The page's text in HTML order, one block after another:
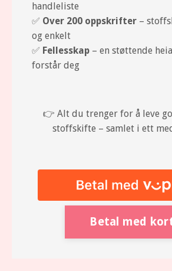
handleliste
✅ Over 200 oppskrifter –
og enkelt
✅ Fellesskap – en støttende
forstår deg
👉 Alt du trenger for å leve
stoffskifte – samlet i ett
Betal med